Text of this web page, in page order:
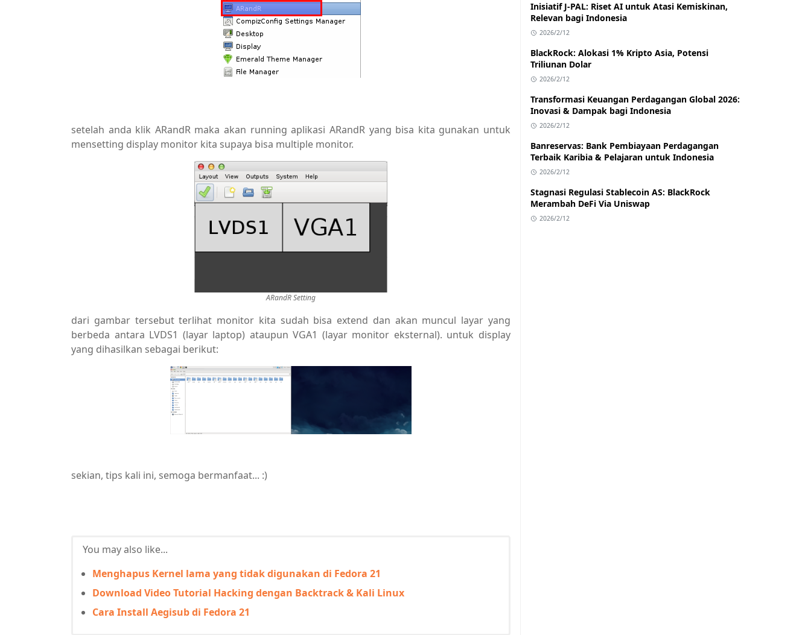
setelah anda klik ARandR maka akan running aplikasi ARandR yang bisa kita gunakan untuk
mensetting display monitor kita supaya bisa multiple monitor.
ARandR Setting
dari gambar tersebut terlihat monitor kita sudah bisa extend dan akan muncul layar yang
berbeda antara LVDS1 (layar laptop) ataupun VGA1 (layar monitor eksternal). untuk display
yang dihasilkan sebagai berikut:
sekian, tips kali ini, semoga bermanfaat... :)
You may also like...
Menghapus Kernel lama yang tidak digunakan di Fedora 21
Download Video Tutorial Hacking dengan Backtrack & Kali Linux
Cara Install Aegisub di Fedora 21
Inisiatif J-PAL: Riset AI untuk Atasi Kemiskinan,
Relevan bagi Indonesia
2026/2/12
BlackRock: Alokasi 1% Kripto Asia, Potensi
Triliunan Dolar
2026/2/12
Transformasi Keuangan Perdagangan Global 2026:
Inovasi & Dampak bagi Indonesia
2026/2/12
Banreservas: Bank Pembiayaan Perdagangan
Terbaik Karibia & Pelajaran untuk Indonesia
2026/2/12
Stagnasi Regulasi Stablecoin AS: BlackRock
Merambah DeFi Via Uniswap
2026/2/12